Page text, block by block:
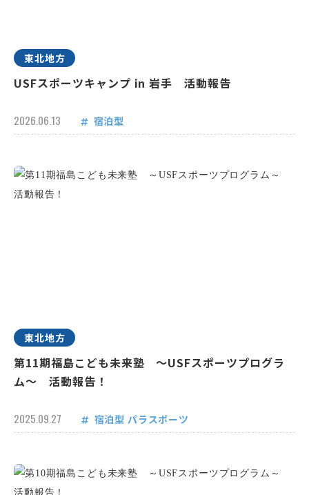
東北地方
USFスポーツキャンプ in 岩手 活動報告
2026.06.13 宿泊型
東北地方
第11期福島こども未来塾 ～USFスポーツプログラ
ム～ 活動報告！
2025.09.27 宿泊型 パラスポーツ